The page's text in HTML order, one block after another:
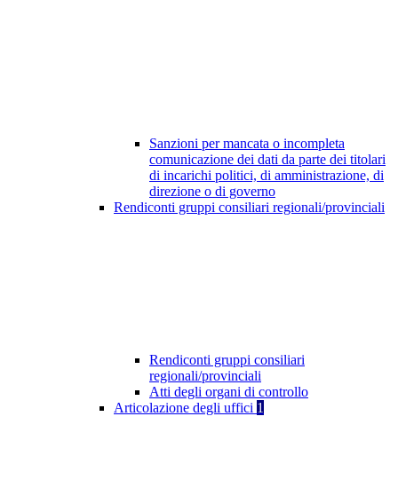
Sanzioni per mancata o incompleta
comunicazione dei dati da parte dei titolari
di incarichi politici, di amministrazione, di
direzione o di governo
Rendiconti gruppi consiliari regionali/provinciali
Rendiconti gruppi consiliari
regionali/provinciali
Atti degli organi di controllo
Articolazione degli uffici 1